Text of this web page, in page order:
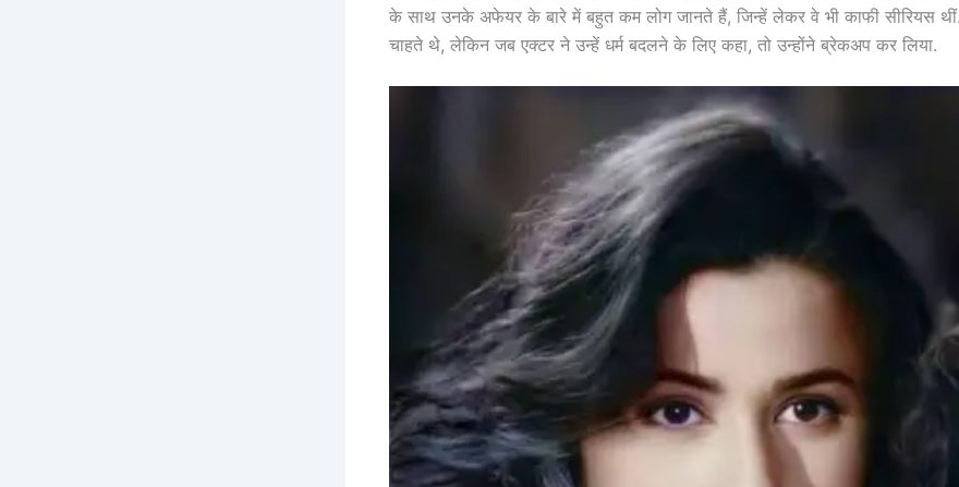
के साथ उनके अफेयर के बारे में बहुत कम लोग जानते हैं, जिन्हें लेकर वे भी काफी सीरियस थीं.
चाहते थे, लेकिन जब एक्टर ने उन्हें धर्म बदलने के लिए कहा, तो उन्होंने ब्रेकअप कर लिया.